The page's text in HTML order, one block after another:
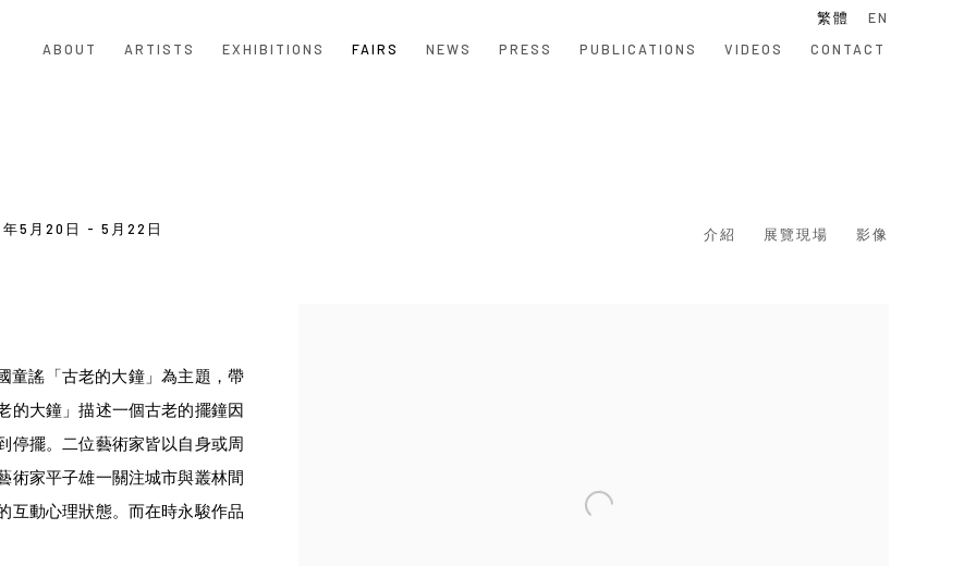
ABOUT ARTISTS EXHIBITIONS FAIRS NEWS PRESS PUBLICATIONS VIDEOS CONTACT
繁體 EN
5月20日 - 5月22日 介紹 展覽現場 影像
童謠「古老的大鐘」為主題，帶
的大鐘」描述一個古老的擺鐘因
停擺。二位藝術家皆以自身或周
術家平子雄一關注城市與叢林間
互動心理狀態。而在時永駿作品